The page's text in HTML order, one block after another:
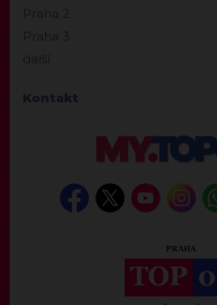
Praha 2
Praha 3
další
Kontakt